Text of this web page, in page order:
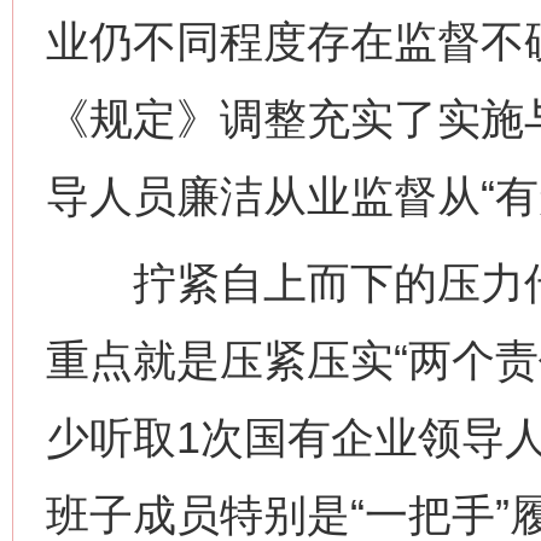
业仍不同程度存在监督
《规定》调整充实了实
导人员廉洁从业监督从“
拧紧自上而下的压力
重点就是压紧压实“两个
少听取1次国有企业领导
班子成员特别是“一把手”